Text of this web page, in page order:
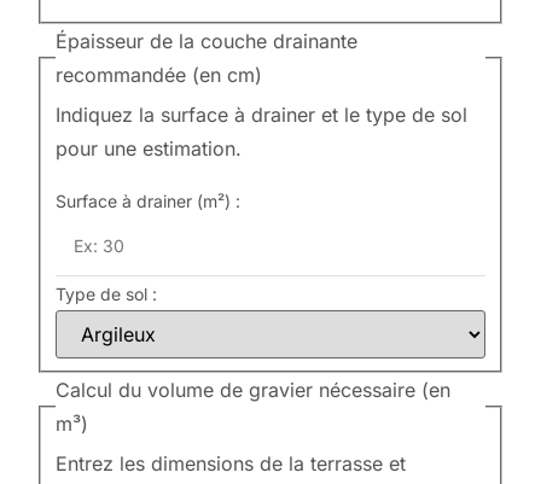
Épaisseur de la couche drainante
recommandée (en cm)
Indiquez la surface à drainer et le type de sol
pour une estimation.
Surface à drainer (m²) :
Type de sol :
Calcul du volume de gravier nécessaire (en
m³)
Entrez les dimensions de la terrasse et